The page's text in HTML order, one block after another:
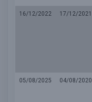
16/12/2022 17/12/2021
05/08/2025 04/08/2020